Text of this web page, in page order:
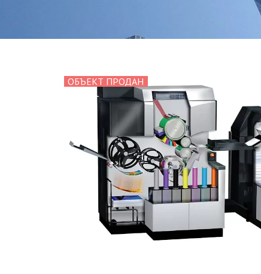
ОБЪЕКТ ПРОДАН